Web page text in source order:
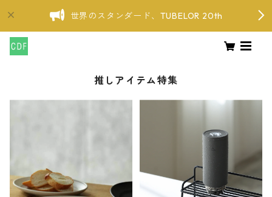
世界のスタンダード、TUBELOR 20th
推しアイテム特集